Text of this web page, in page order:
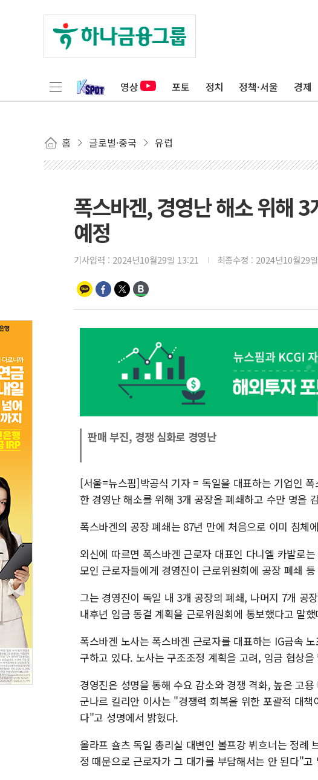
영상 포토 정치 정책·서울 경제
홈 글로벌·중국 유럽
폭스바겐, 경영난 해소 위해 3
예정
기사입력 : 2024년10월29일 13:21 최종수정 : 2024년10월29
판매 부진, 경쟁 심화로 경영난
[서울=뉴스핌]박공식 기자 = 독일을 대표하는 기업인
한 경영난 해소를 위해 3개 공장을 폐쇄하고 수만 명을
폭스바겐의 공장 폐쇄는 87년 만에 처음으로 이미 침체
외신에 따르면 폭스바겐 근로자 대표인 다니엘 카발로
모인 근로자들에게 경영진이 근로위원회에 공장 폐쇄
그는 경영진이 독일 내 3개 공장의 폐쇄, 나머지 7개 공
내후년 임금 동결 계획을 근로위원회에 통보했다고 말했
폭스바겐 노사는 폭스바겐 근로자를 대표하는 IG금속
구하고 있다. 노사는 구조조정 계획을 고려, 임금 협상
경영진은 성명을 통해 수요 감소와 경쟁 격화, 높은 고
군나르 킬리안 이사는 "경쟁력 회복을 위한 포괄적 대
다"고 성명에서 밝혔다.
올라프 숄츠 독일 총리실 대변인 볼프강 뷔흐너는 정례
정 때문으로 근로자가 그 대가를 부담해서는 안 된다"고